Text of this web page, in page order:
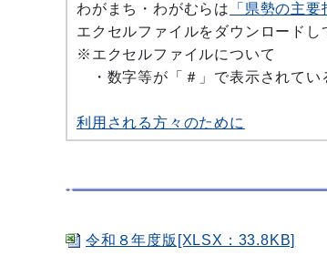
わがまち・わがむらは 「県勢の主
エクセルファイルをダウンロードし
※エクセルファイルについて
・数字等が「＃」で表示されてい
利用される方々のために
令和８年度版[XLSX：33.8KB]